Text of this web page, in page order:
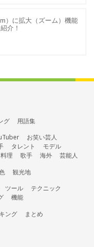
）に拡大（ズーム）機能
介！
グ
用語集
お笑い芸人
タレント
モデル
料理 歌手 海外
芸能人
観光地
ツール
テクニック
機能
ング まとめ